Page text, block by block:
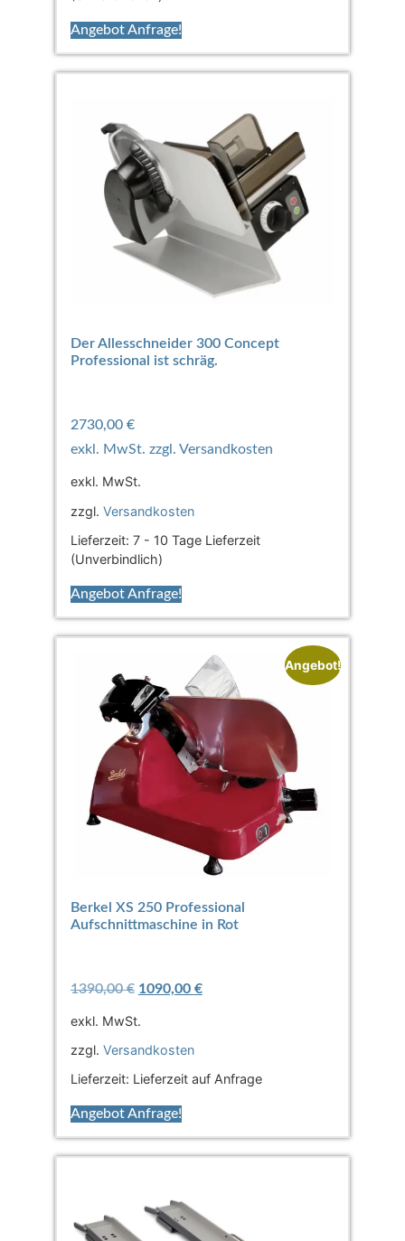
Angebot Anfrage!
Der Allesschneider 300 Concept
Professional ist schräg.
2730,00 €
exkl. MwSt.
zzgl. Versandkosten
Lieferzeit: 7 - 10 Tage Lieferzeit
(Unverbindlich)
Angebot Anfrage!
Angebot!
Berkel XS 250 Professional
Aufschnittmaschine in Rot
1390,00€ 1090,00 €
exkl. MwSt.
zzgl. Versandkosten
Lieferzeit: Lieferzeit auf Anfrage
Angebot Anfrage!